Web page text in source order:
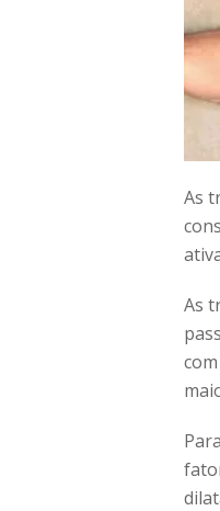
As
As